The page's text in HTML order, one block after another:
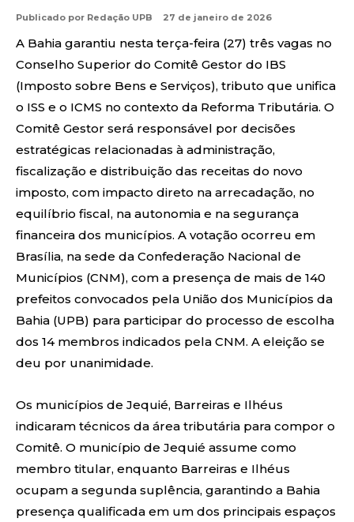
Publicado por Redação UPB 27 de janeiro de 2026
A Bahia garantiu nesta terça-feira (27) três vagas no
Conselho Superior do Comitê Gestor do IBS
(Imposto sobre Bens e Serviços), tributo que unifica
o ISS e o ICMS no contexto da Reforma Tributária. O
Comitê Gestor será responsável por decisões
estratégicas relacionadas à administração,
fiscalização e distribuição das receitas do novo
imposto, com impacto direto na arrecadação, no
equilíbrio fiscal, na autonomia e na segurança
financeira dos municípios. A votação ocorreu em
Brasília, na sede da Confederação Nacional de
Municípios (CNM), com a presença de mais de 140
prefeitos convocados pela União dos Municípios da
Bahia (UPB) para participar do processo de escolha
dos 14 membros indicados pela CNM. A eleição se
deu por unanimidade.
Os municípios de Jequié, Barreiras e Ilhéus
indicaram técnicos da área tributária para compor o
Comitê. O município de Jequié assume como
membro titular, enquanto Barreiras e Ilhéus
ocupam a segunda suplência, garantindo a Bahia
presença qualificada em um dos principais espaços